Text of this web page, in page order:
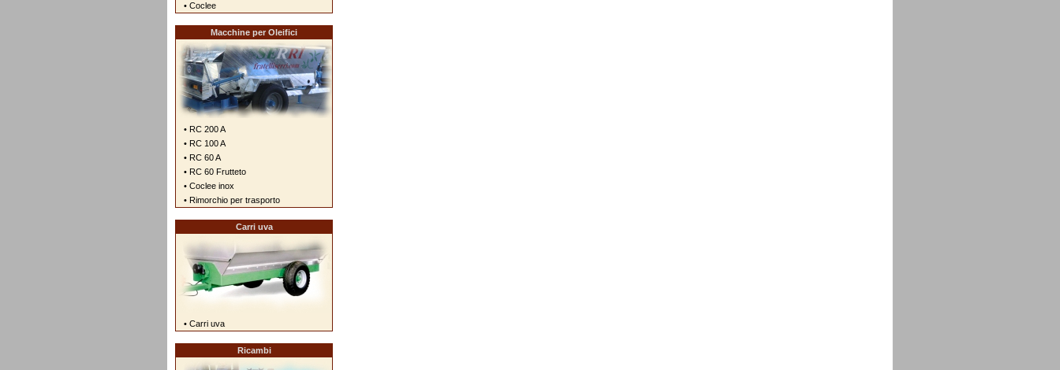
• Coclee
Macchine per Oleifici
• RC 200 A
• RC 100 A
• RC 60 A
• RC 60 Frutteto
• Coclee inox
• Rimorchio per trasporto
Carri uva
• Carri uva
Ricambi